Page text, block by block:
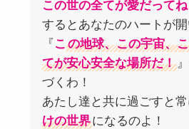
この世の全てが愛だってね
するとあなたのハートが開
『 こ の地球、この宇宙、
てが安心安全な場所だ！
づくわ！
あたし達と共に過ごすと
けの世界になるのよ！